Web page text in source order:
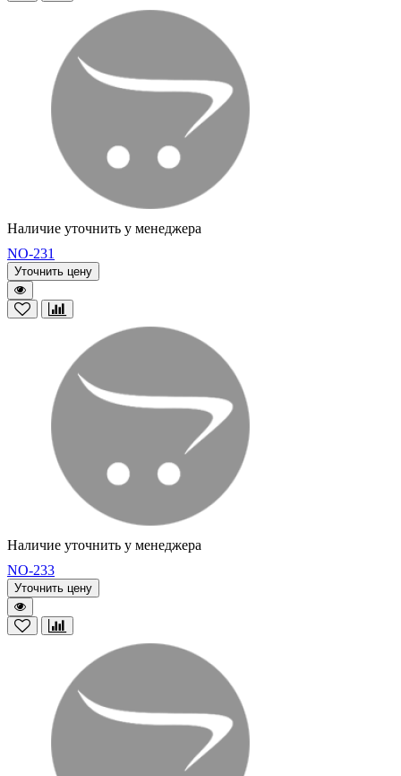
Наличие уточнить у менеджера
NO-231
Уточнить цену
Наличие уточнить у менеджера
NO-233
Уточнить цену